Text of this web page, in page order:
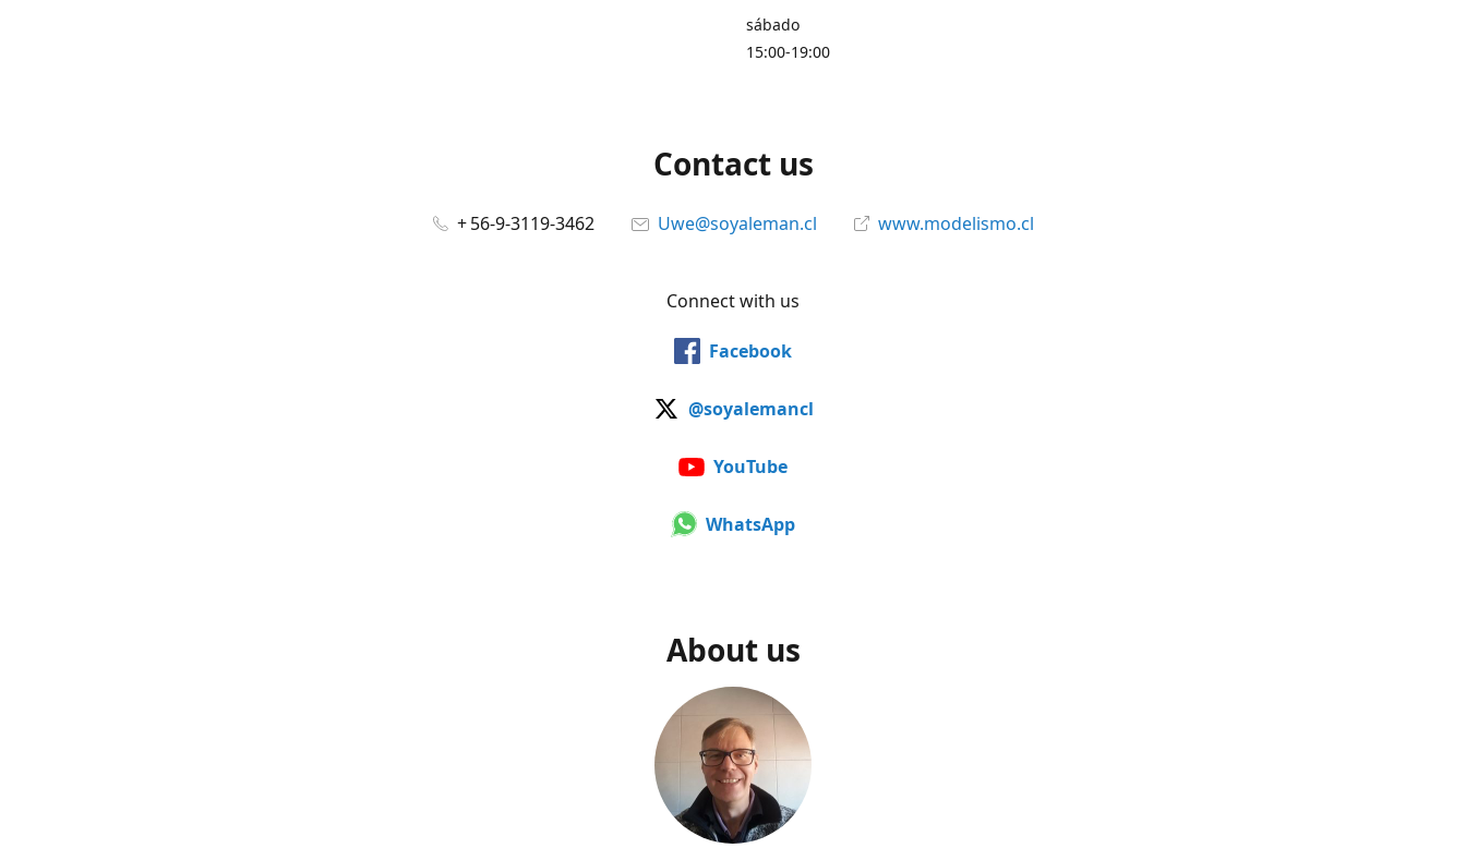
sábado
15:00-19:00
Contact us
+ 56-9-3119-3462 Uwe@soyaleman.cl www.modelismo.cl
Connect with us
Facebook
@soyalemancl
YouTube
WhatsApp
About us